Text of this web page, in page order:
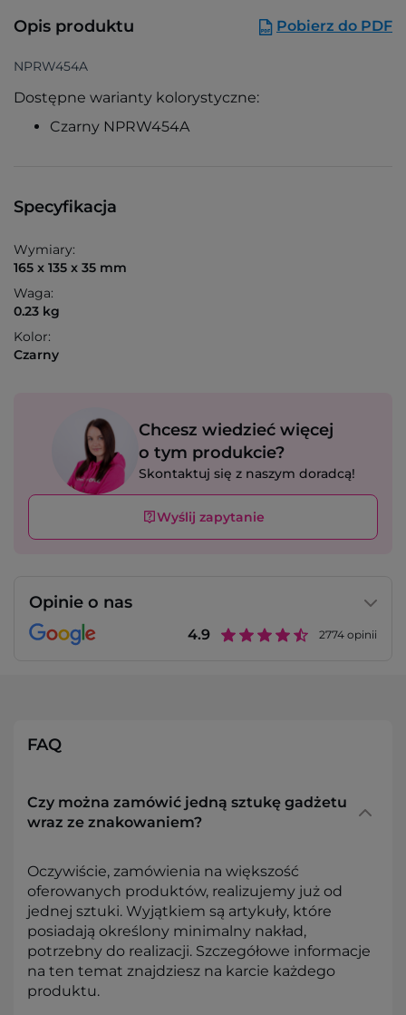
Opis produktu Pobierz do PDF
NPRW454A
Dostępne warianty kolorystyczne:
Czarny NPRW454A
Specyfikacja
Wymiary:
165 x 135 x 35 mm
Waga:
0.23 kg
Kolor:
Czarny
Chcesz wiedzieć więcej
o tym produkcie?
Skontaktuj się z naszym doradcą!
Wyślij zapytanie
Opinie o nas
4.9 2774 opinii
FAQ
Czy można zamówić jedną sztukę gadżetu
wraz ze znakowaniem?
Oczywiście, zamówienia na większość
oferowanych produktów, realizujemy już od
jednej sztuki. Wyjątkiem są artykuły, które
posiadają określony minimalny nakład,
potrzebny do realizacji. Szczegółowe informacje
na ten temat znajdziesz na karcie każdego
produktu.